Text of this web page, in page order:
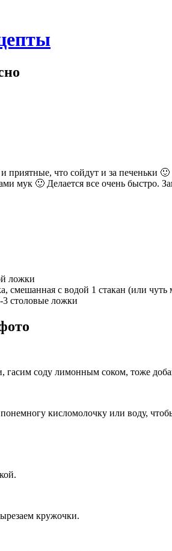
и приятные, что сойдут и за
мук 🙂 Делается все очень быстро.
ложки
смешанная с водой 1 стакан (или чуть
3 столовые ложки
гасим соду лимонным соком, тоже
кисломолочку или воду,
кружочки.